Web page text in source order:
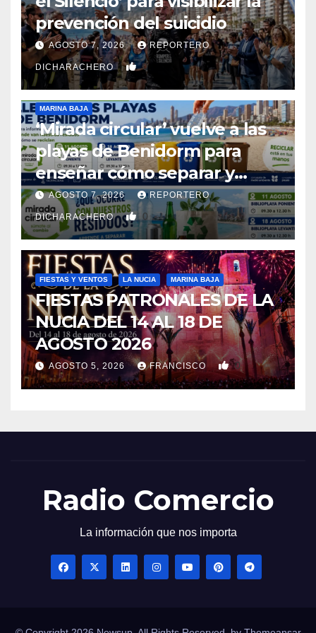
prevención del suicidio
AGOSTO 7, 2026 REPORTERO
DICHARACHERO 0
MARINA BAJA
‘Mirada circular’ vuelve a las
playas de Benidorm para
enseñar cómo separar y
reciclar los residuos
AGOSTO 7, 2026 REPORTERO
DICHARACHERO 0
FIESTAS Y VENTOS LA NUCIA MARINA BAJA
FIESTAS PATRONALES DE LA
NUCIA DEL 14 AL 18 DE
AGOSTO 2026
AGOSTO 5, 2026 FRANCISCO 0
Radio Comercio
La información que nos importa